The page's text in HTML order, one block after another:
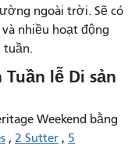
ngoài trời. Sẽ có
nhiều hoạt động
tuần.
lễ Di sản
Weekend bằng
, 2 Sutter , 5